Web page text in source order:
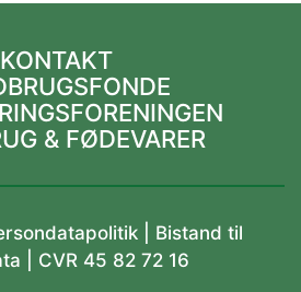
KONTAKT
& FØDEVARER
| Bistand til
| CVR 45 82 72 16